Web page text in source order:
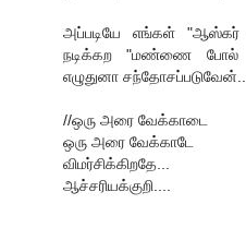
அப்படியே எங்கள்
நடிக்கற "மண்ணை போல்
எழுதுனா சந்தோசப்படுவேன்...
//ஒரு அரை வேக்காடை
ஒரு அரை வேக்காடே
விமர்சிக்கிறதே...
ஆச்சரியக்குறி....